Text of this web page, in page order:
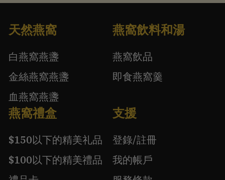
天然燕窩
白燕窩燕盞
金絲燕窩燕盞
血燕窩燕盞
燕窩飲料和湯
燕窩飲品
即食燕窩羹
燕窩禮盒
$150以下的精美礼品
$100以下的精美禮品
支援
登錄/註冊
我的帳戶